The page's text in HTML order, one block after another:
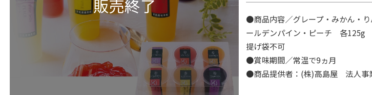
●商品内容／グレープ・みかん・
ールデンパイン・ピーチ 各125g
提げ袋不可
●賞味期間／常温で9ヵ月
●商品提供者：(株)高島屋 法人事